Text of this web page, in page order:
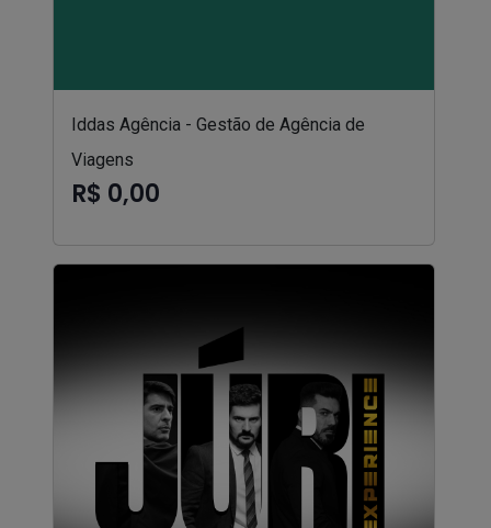
Iddas Agência - Gestão de Agência de
Viagens
R$ 0,00